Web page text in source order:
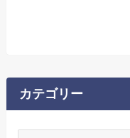
カテゴリー